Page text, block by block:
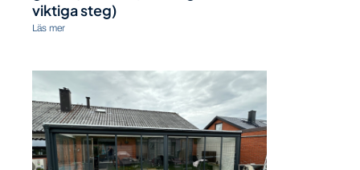
viktiga steg)
Läs mer